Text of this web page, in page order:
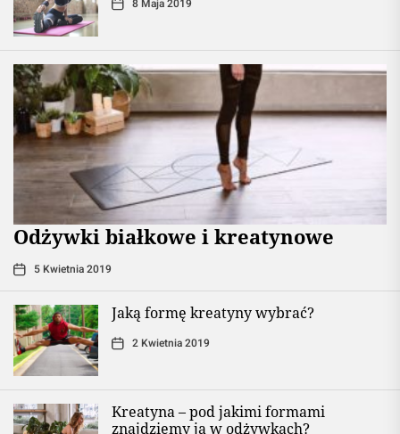
8 Maja 2019
Odżywki białkowe i kreatynowe
5 Kwietnia 2019
Jaką formę kreatyny wybrać?
2 Kwietnia 2019
Kreatyna – pod jakimi formami
znajdziemy ją w odżywkach?